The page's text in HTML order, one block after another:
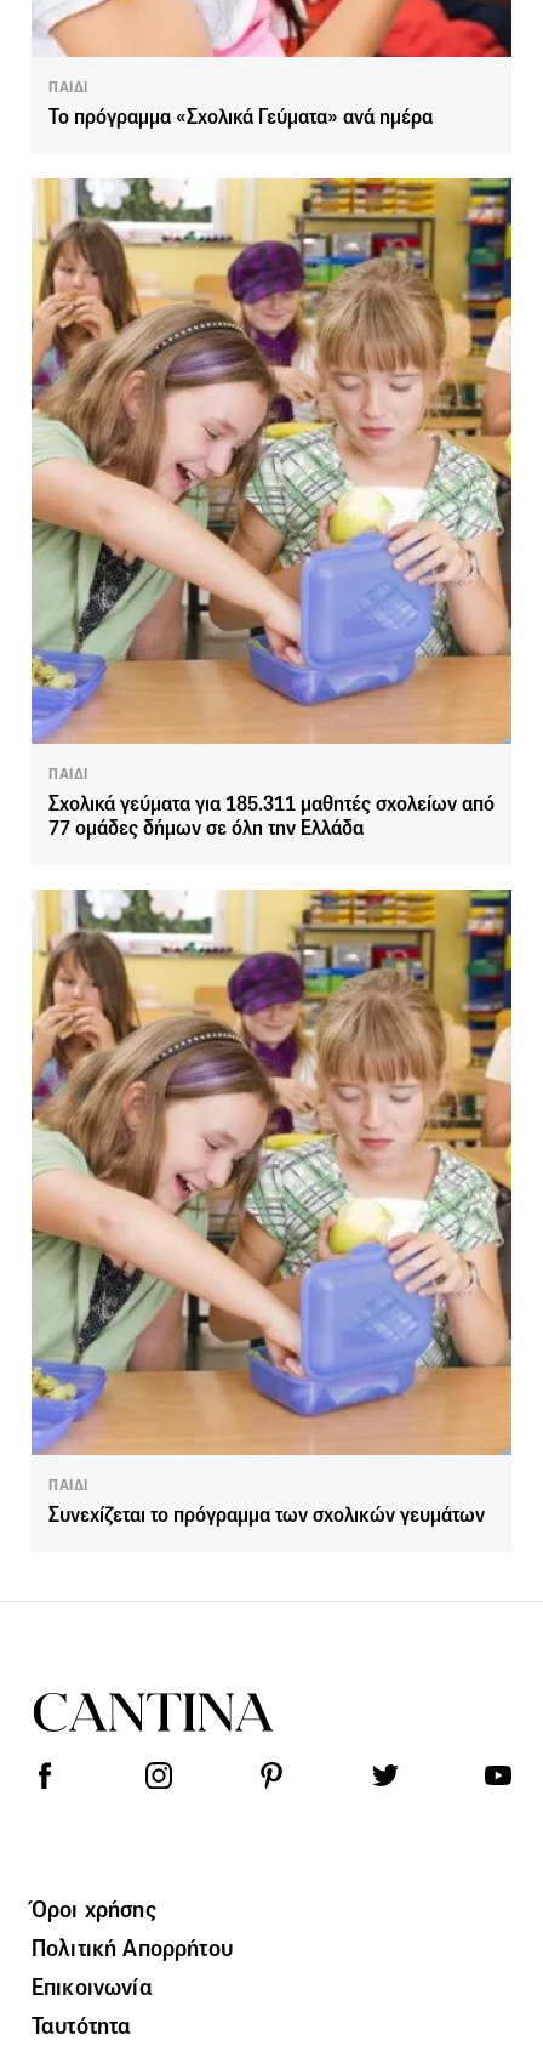
ΠΑΙΔΙ
Το πρόγραμμα «Σχολικά Γεύματα» ανά ημέρα
ΠΑΙΔΙ
Σχολικά γεύματα για 185.311 μαθητές σχολείων από
77 ομάδες δήμων σε όλη την Ελλάδα
ΠΑΙΔΙ
Συνεχίζεται το πρόγραμμα των σχολικών γευμάτων
Όροι χρήσης
Πολιτική Απορρήτου
Επικοινωνία
Ταυτότητα